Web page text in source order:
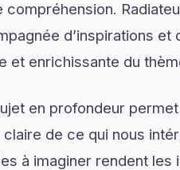
compréhension.
d’inspirations
et enrichissante du
en profondeur
claire de ce qui nous
à imaginer rendent